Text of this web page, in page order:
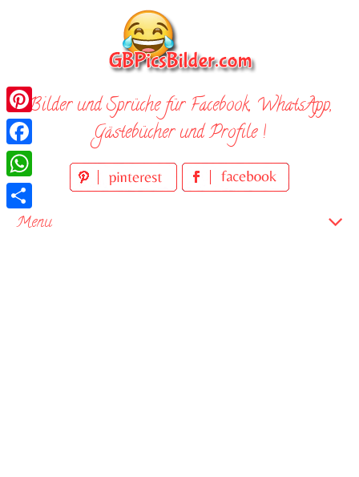
Bilder und Sprüche für Facebook, WhatsApp,
Gästebücher und Profile !
Menu
Pinterest
Facebook
WhatsApp
Teilen